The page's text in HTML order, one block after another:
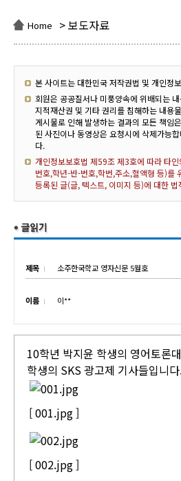
Home > 보도자료
본 사이트는 대한민국 저작권법 및 개인정
회원은 공공질서나 미풍양속에 위배되는
지적재산권 및 기타 권리를 침해하는 내용
게시물로 인해 발생하는 결과의 모든 책임
된 사진이나 동영상은 요청시에 삭제가능
다.
개인정보보호법 제59조 제3호에 따라 타
번호,학년-반-번호,학번,주소,혈액형 등)를
등록된 글(글, 텍스트, 이미지 등)에 대한
제목 소주한국학교 영자신문 5월호
이름 이**
10학년 박지윤 학생의 영어토론
학생의 SKS 광고제 기사들입니
[ 001.jpg ]
[ 002.jpg ]